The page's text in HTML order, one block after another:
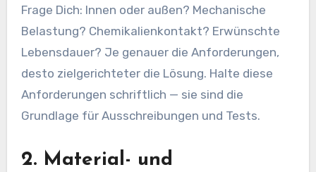
Frage Dich: Innen oder außen? Mechanische
Belastung? Chemikalienkontakt? Erwünschte
Lebensdauer? Je genauer die Anforderungen,
desto zielgerichteter die Lösung. Halte diese
Anforderungen schriftlich — sie sind die
Grundlage für Ausschreibungen und Tests.
2. Material- und